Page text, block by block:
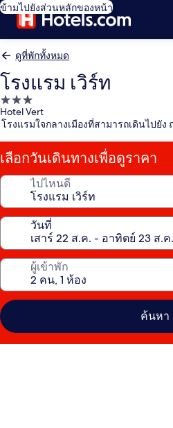
ข้ามไปยังส่วนหลักของหน้า
ดูที่พักทั้งหมด
โรงแรม เวิร์ท
ที่พัก
3.0
Hotel Vert
โรงแรมใจกลางเมืองที่สามารถเดินไปยัง
เลือกวันเดินทางเพื่อดูราคา
ไปไหนดี
วันที่
ผู้เข้าพัก
ค้นหา